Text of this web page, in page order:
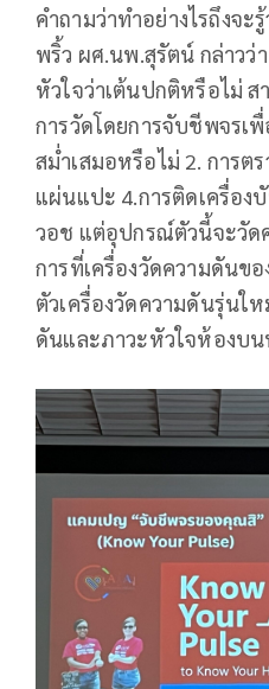
คำถามว่าทำอย่างไรถึงจ
พริ้ว ผศ.นพ.สุรัตน์ กล่าวว่
หัวใจว่าเต้นปกติหรือไม่ ส
การวัดโดยการจับชีพจรเ
สม่ำเสมอหรือไม่ 2. การต
แผ่นแปะ 4.การติดเครื่อง
วอช แต่อุปกรณ์ตัวนี้จะวัด
การที่เครื่องวัดความดันข
ตัวเครื่องวัดความดันรุ่นใ
ดันและภาวะหัวใจห้องบน